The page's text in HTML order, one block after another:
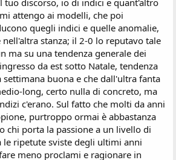
attengo ai modelli, che poi
quegli indici e quelle anomalie,
stanza; il 2-0 lo reputavo tale
ma su una tendenza generale dei
da est sotto Natale, tendenza
settimana buona e che dall'ultra fanta
long, certo nulla di concreto, ma
c'erano. Sul fatto che molti da anni
purtroppo ormai è abbastanza
chi porta la passione a un livello di
ripetute sviste degli ultimi anni
meno proclami e ragionare in